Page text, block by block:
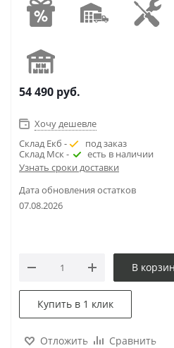
54 490 руб.
Хочу дешевле
Склад Екб -
под заказ
Склад Мск -
есть в наличии
Узнать сроки доставки
Дата обновления остатков
07.08.2026
В
Купить в 1 клик
Отложить Сравнить